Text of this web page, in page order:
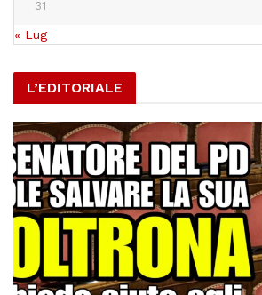
31
« Lug
L’EDITORIALE